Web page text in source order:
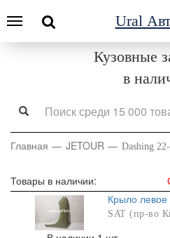
Ural
Кузовные
в
Главная JETOUR Dashing
Товары в наличии:
Крыло
SAT (пр-во